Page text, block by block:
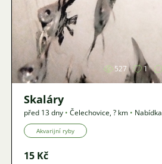
527 1
Skaláry
před 13 dny • Čelechovice,? km • Nabídka
Akvarijní ryby
15 Kč